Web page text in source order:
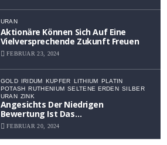
URAN
Aktionäre Können Sich Auf Eine
Vielversprechende Zukunft Freuen
FEBRUAR 23, 2024
GOLD IRIDUM KUPFER LITHIUM PLATIN
POTASH RUTHENIUM SELTENE ERDEN SILBER
URAN ZINK
Angesichts Der Niedrigen
Bewertung Ist Das
Aufwärtspotenzial Erheblich
FEBRUAR 20, 2024